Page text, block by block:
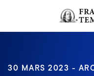
Header menu toggle
Ouverture de session
30 MARS 2023 -